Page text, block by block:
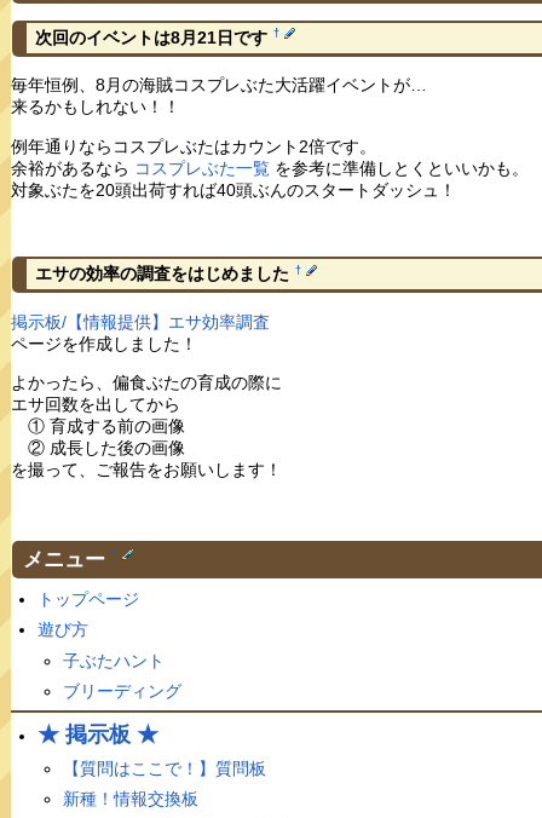
次回のイベントは8月21日です †
毎年恒例、8月の海賊コスプレぶた大活躍イベントが…
来るかもしれない！！
例年通りならコスプレぶたはカウント2倍です。
余裕があるなら コスプレぶた一覧を参考に準備しとくといいかも。
対象ぶたを20頭出荷すれば40頭ぶんのスタートダッシュ！
エサの効率の調査をはじめました †
掲示板/【情報提供】エサ効率調査
ページを作成しました！
よかったら、偏食ぶたの育成の際に
エサ回数を出してから
① 育成する前の画像
② 成長した後の画像
を撮って、ご報告をお願いします！
メニュー †
トップページ
遊び方
子ぶたハント
ブリーディング
★ 掲示板 ★
【質問はここで！】質問板
新種！情報交換板